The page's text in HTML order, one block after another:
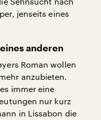
jenseits eines
anderen
Roman wollen
anzubieten.
immer eine
nur kurz
in Lissabon die